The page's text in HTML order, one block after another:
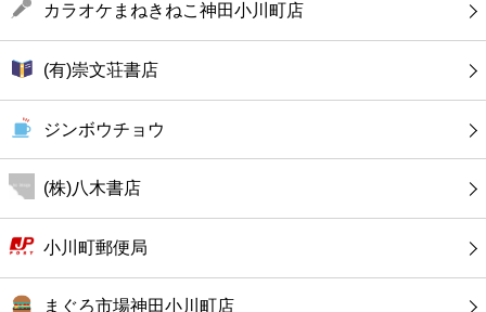
銀行
公共
病院
ホテル
カラオケまねきねこ神田小川町店
(有)崇文荘書店
ジンボウチョウ
(株)八木書店
小川町郵便局
まぐろ市場神田小川町店